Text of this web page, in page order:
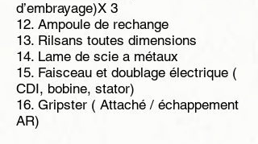
d’embrayage)X 3
12. Ampoule de rechange
13. Rilsans toutes dimensions
14. Lame de scie a métaux
15. Faisceau et doublage électrique (
CDI, bobine, stator)
16. Gripster ( Attaché / échappement
AR)